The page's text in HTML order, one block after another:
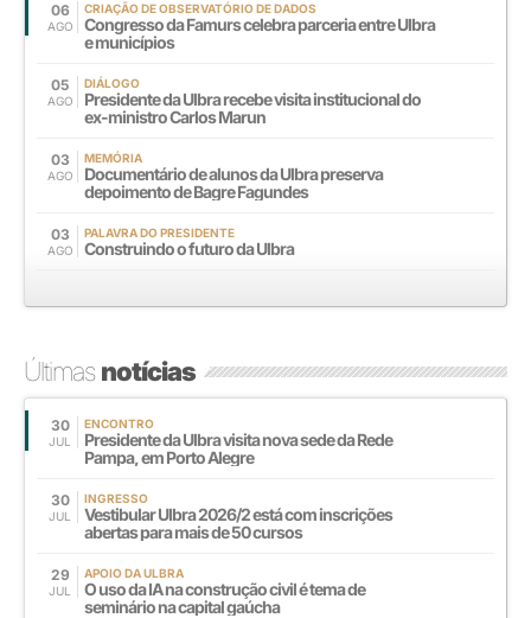
06
AGO
CRIAÇÃO DE OBSERVATÓRIO DE DADOS
Congresso da Famurs celebra parceria entre Ulbra
e municípios
05
AGO
DIÁLOGO
Presidente da Ulbra recebe visita institucional do
ex-ministro Carlos Marun
03
AGO
MEMÓRIA
Documentário de alunos da Ulbra preserva
depoimento de Bagre Fagundes
03
AGO
PALAVRA DO PRESIDENTE
Construindo o futuro da Ulbra
Últimasnotícias
30
JUL
ENCONTRO
Presidente da Ulbra visita nova sede da Rede
Pampa, em Porto Alegre
30
JUL
INGRESSO
Vestibular Ulbra 2026/2 está com inscrições
abertas para mais de 50 cursos
29
JUL
APOIO DA ULBRA
O uso da IA na construção civil é tema de
seminário na capital gaúcha